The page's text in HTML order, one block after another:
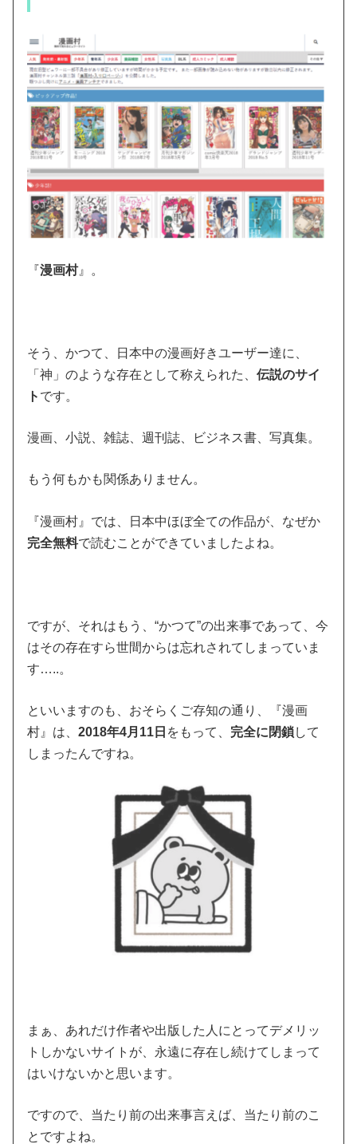
『漫画村』。
そう、かつて、日本中の漫画好きユーザー達に、
「神」のような存在として称えられた、伝説のサイ
ト です。
漫画、小説、雑誌、週刊誌、ビジネス書、写真集。
もう何もかも関係ありません。
『漫画村』では、日本中ほぼ全ての作品が、なぜか
完全無料で読むことができていましたよね。
ですが、それはもう、“かつて”の出来事であって、今
はその存在すら世間からは忘れされてしまっていま
す…..。
といいますのも、おそらくご存知の通り、『漫画
村』は、2018年4月11日 をもって、 完全に閉鎖して
しまったんですね。
まぁ、あれだけ作者や出版した人にとってデメリッ
トしかないサイトが、永遠に存在し続けてしまって
はいけないかと思います。
ですので、当たり前の出来事言えば、当たり前のこ
とですよね。